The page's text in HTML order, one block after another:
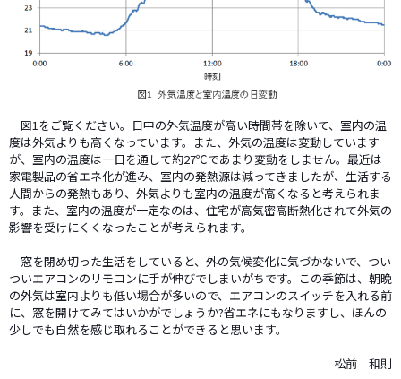
図1をご覧ください。日中の外気温度が高い時間帯を除いて、室内の温
度は外気よりも高くなっています。また、外気の温度は変動しています
が、室内の温度は一日を通して約27℃であまり変動をしません。最近は
家電製品の省エネ化が進み、室内の発熱源は減ってきましたが、生活する
人間からの発熱もあり、外気よりも室内の温度が高くなると考えられま
す。また、室内の温度が一定なのは、住宅が高気密高断熱化されて外気の
影響を受けにくくなったことが考えられます。
窓を閉め切った生活をしていると、外の気候変化に気づかないで、つい
ついエアコンのリモコンに手が伸びでしまいがちです。この季節は、朝晩
の外気は室内よりも低い場合が多いので、エアコンのスイッチを入れる前
に、窓を開けてみてはいかがでしょうか?省エネにもなりますし、ほんの
少しでも自然を感じ取れることができると思います。
松前 和則